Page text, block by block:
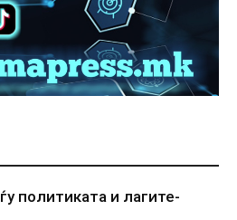
политиката и лагите-